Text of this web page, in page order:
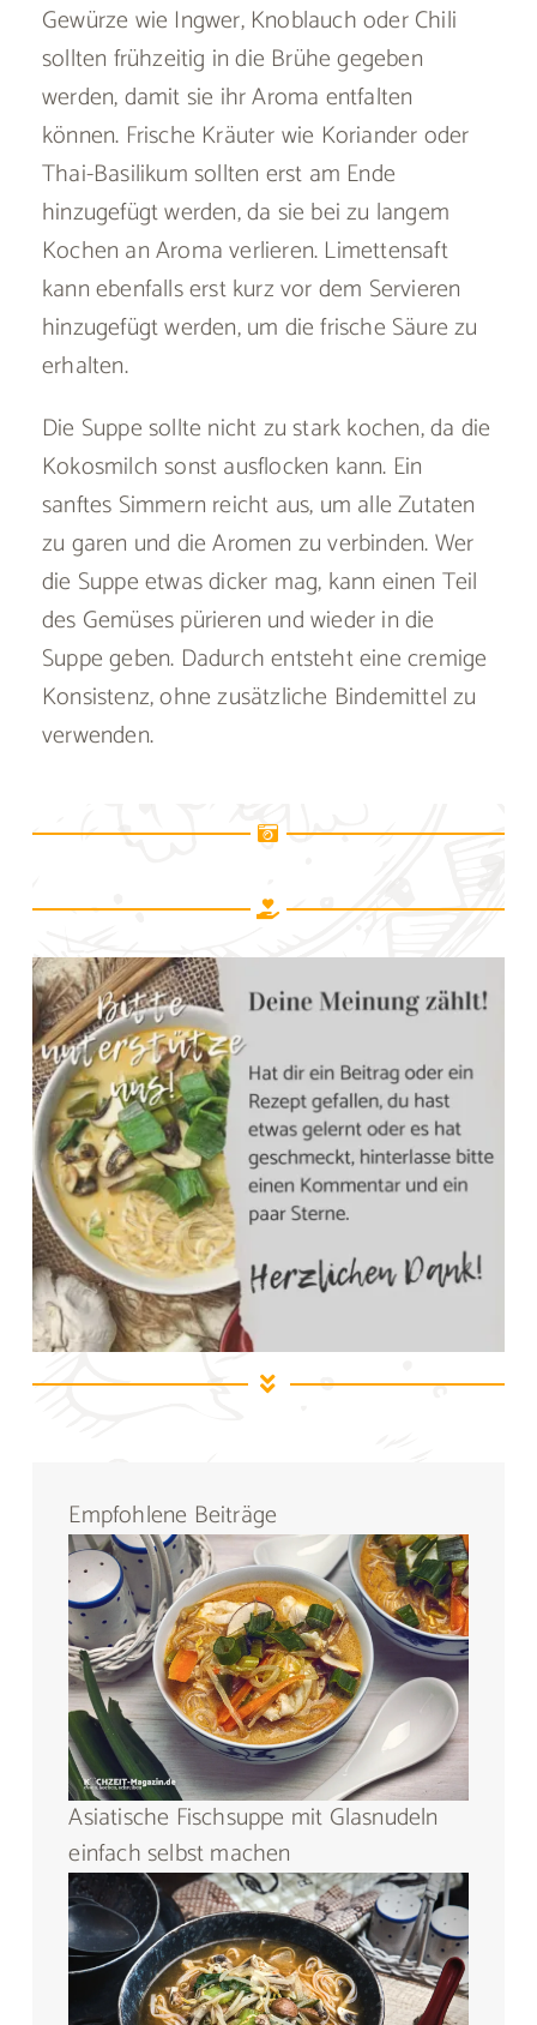
Gewürze wie Ingwer, Knoblauch oder Chili
sollten frühzeitig in die Brühe gegeben
werden, damit sie ihr Aroma entfalten
können. Frische Kräuter wie Koriander oder
Thai-Basilikum sollten erst am Ende
hinzugefügt werden, da sie bei zu langem
Kochen an Aroma verlieren. Limettensaft
kann ebenfalls erst kurz vor dem Servieren
hinzugefügt werden, um die frische Säure zu
erhalten.
Die Suppe sollte nicht zu stark kochen, da die
Kokosmilch sonst ausflocken kann. Ein
sanftes Simmern reicht aus, um alle Zutaten
zu garen und die Aromen zu verbinden. Wer
die Suppe etwas dicker mag, kann einen Teil
des Gemüses pürieren und wieder in die
Suppe geben. Dadurch entsteht eine cremige
Konsistenz, ohne zusätzliche Bindemittel zu
verwenden.
Empfohlene Beiträge
Asiatische Fischsuppe mit Glasnudeln
einfach selbst machen